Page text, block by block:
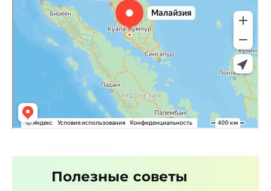
Полезные советы